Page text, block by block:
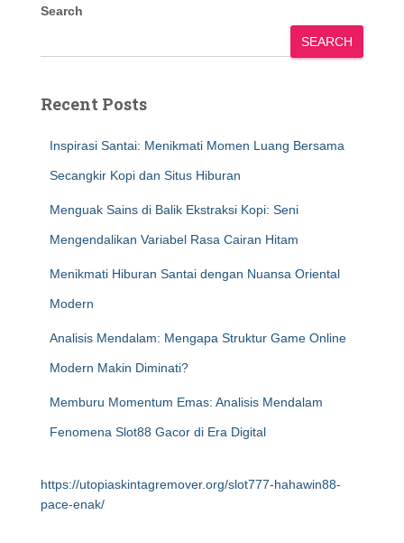
Search
SEARCH
Recent Posts
Inspirasi Santai: Menikmati Momen Luang Bersama
Secangkir Kopi dan Situs Hiburan
Menguak Sains di Balik Ekstraksi Kopi: Seni
Mengendalikan Variabel Rasa Cairan Hitam
Menikmati Hiburan Santai dengan Nuansa Oriental
Modern
Analisis Mendalam: Mengapa Struktur Game Online
Modern Makin Diminati?
Memburu Momentum Emas: Analisis Mendalam
Fenomena Slot88 Gacor di Era Digital
https://utopiaskintagremover.org/slot777-hahawin88-
pace-enak/